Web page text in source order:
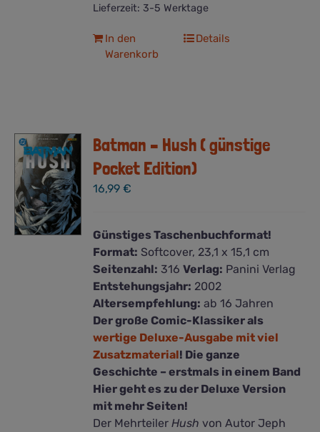
Lieferzeit: 3-5 Werktage
In den
Warenkorb
Details
Batman – Hush ( günstige
Pocket Edition)
16,99€
Günstiges Taschenbuchformat!
Format: Softcover, 23,1 x 15,1 cm
Seitenzahl: 316Verlag: Panini Verlag
Entstehungsjahr: 2002
Altersempfehlung: ab 16 Jahren
Der große Comic-Klassiker als
wertige Deluxe-Ausgabe mit viel
Zusatzmaterial! Die ganze
Geschichte – erstmals in einem Band
Hier geht es zu der Deluxe Version
mit mehr Seiten!
Der MehrteilerHush von Autor Jeph